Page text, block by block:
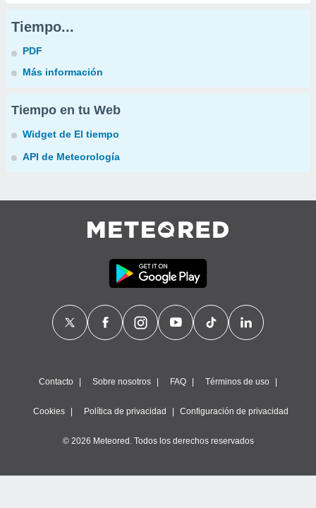
Tiempo...
PDF
Más información
Tiempo en tu Web
Widget de El tiempo
API de Meteorología
Contacto Sobre nosotros FAQ Términos de uso
Cookies Política de privacidad Configuración de privacidad
© 2026 Meteored. Todos los derechos reservados